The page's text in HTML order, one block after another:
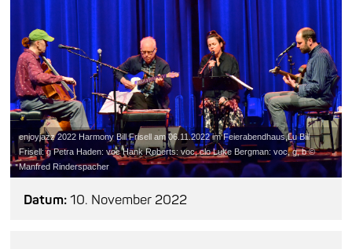
enjoyjazz 2022 Harmony Bill Frisell am 06.11.2022 im Feierabendhaus,Lu Bill
Frisell: g Petra Haden: voc Hank Roberts: voc, clo Luke Bergman: voc, g, b ©
Manfred Rinderspacher
Datum:10. November 2022